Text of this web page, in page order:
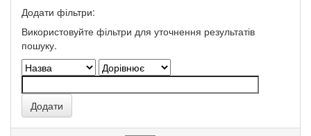
Додати фільтри:
Використовуйте фільтри для уточнення результатів
пошуку.